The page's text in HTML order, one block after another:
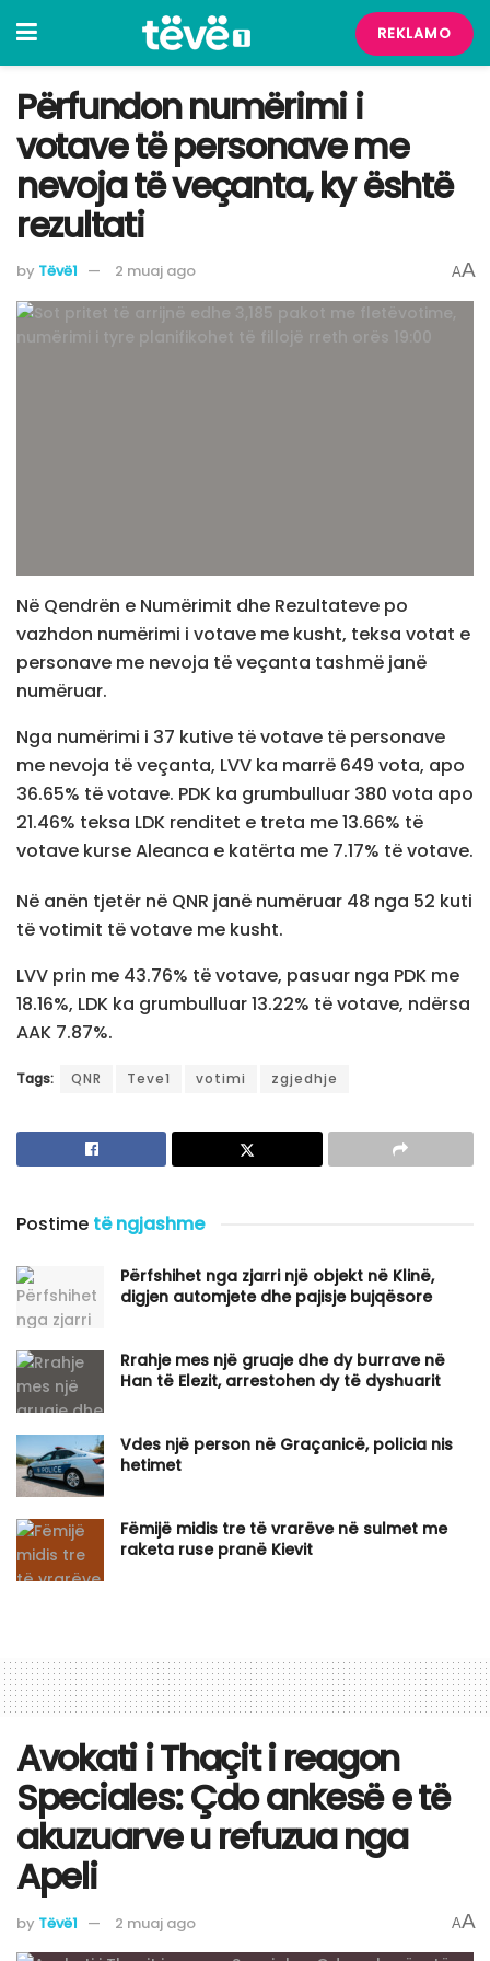
REKLAMO
Përfundon numërimi i
votave të personave me
nevoja të veçanta, ky është
rezultati
by Tëvë1 2 muaj ago AA
Në Qendrën e Numërimit dhe Rezultateve po
vazhdon numërimi i votave me kusht, teksa votat e
personave me nevoja të veçanta tashmë janë
numëruar.
Nga numërimi i 37 kutive të votave të personave
me nevoja të veçanta, LVV ka marrë 649 vota, apo
36.65% të votave. PDK ka grumbulluar 380 vota apo
21.46% teksa LDK renditet e treta me 13.66% të
votave kurse Aleanca e katërta me 7.17% të votave.
Në anën tjetër në QNR janë numëruar 48 nga 52 kuti
të votimit të votave me kusht.
LVV prin me 43.76% të votave, pasuar nga PDK me
18.16%, LDK ka grumbulluar 13.22% të votave, ndërsa
AAK 7.87%.
Tags: QNR Teve1 votimi zgjedhje
Postime të ngjashme
Përfshihet nga zjarri një objekt në Klinë,
digjen automjete dhe pajisje bujqësore
Rrahje mes një gruaje dhe dy burrave në
Han të Elezit, arrestohen dy të dyshuarit
Vdes një person në Graçanicë, policia nis
hetimet
Fëmijë midis tre të vrarëve në sulmet me
raketa ruse pranë Kievit
​Avokati i Thaçit i reagon
Speciales: Çdo ankesë e të
akuzuarve u refuzua nga
Apeli
by Tëvë1 2 muaj ago AA